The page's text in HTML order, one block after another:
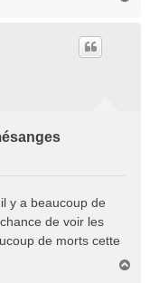
y a beaucoup de
de voir les
de morts cette